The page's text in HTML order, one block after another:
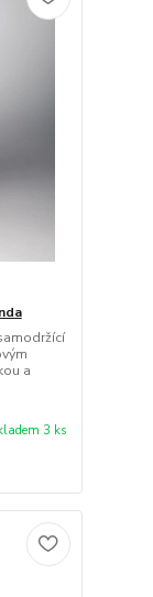
a
3 ks